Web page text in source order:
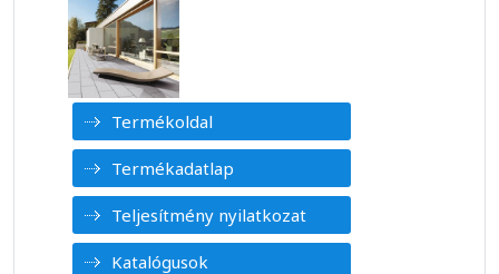
Termékoldal
Termékadatlap
Teljesítmény nyilatkozat
Katalógusok